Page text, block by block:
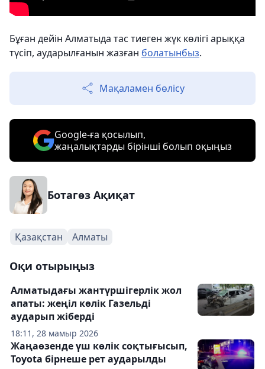
Бұған дейін Алматыда тас тиеген жүк көлігі арыққа
түсіп, аударылғанын жазған болатынбыз.
Мақаламен бөлісу
Google-ға қосылып,
жаңалықтарды бірінші болып оқыңыз
Ботагөз Ақиқат
Қазақстан Алматы
Оқи отырыңыз
18:11, 28 мамыр 2026
Алматыдағы жантүршігерлік жол
апаты: жеңіл көлік Газельді
аударып жіберді
Жаңаөзенде үш көлік соқтығысып,
Toyota бірнеше рет аударылды